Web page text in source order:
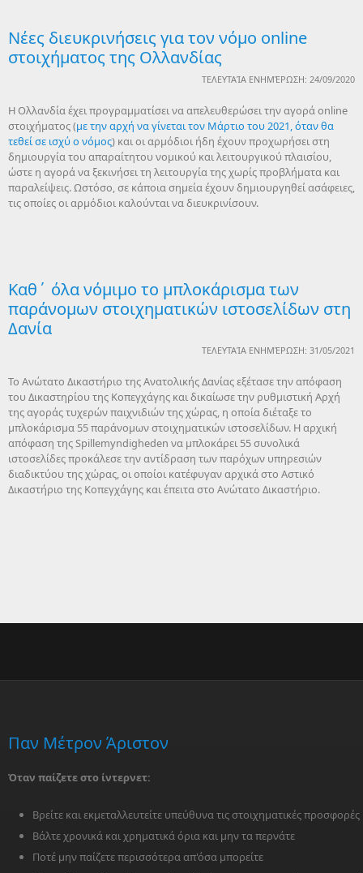
Νέες διευκρινήσεις για τον νόμο online
στοιχήματος της Ολλανδίας
ΤΕΛΕΥΤΑΊΑ ΕΝΗΜΈΡΩΣΗ: 24/09/2020
Η Ολλανδία έχει προγραμματίσει να απελευθερώσει την αγορά online
στοιχήματος (με την αρχή να γίνεται τον Μάρτιο του 2021, όταν θα
τεθεί σε ισχύ ο νόμος) και οι αρμόδιοι ήδη έχουν προχωρήσει στη
δημιουργία του απαραίτητου νομικού και λειτουργικού πλαισίου,
ώστε η αγορά να ξεκινήσει τη λειτουργία της χωρίς προβλήματα και
παραλείψεις. Ωστόσο, σε κάποια σημεία έχουν δημιουργηθεί ασάφειες,
τις οποίες οι αρμόδιοι καλούνται να διευκρινίσουν.
Καθ΄ όλα νόμιμο το μπλοκάρισμα των
παράνομων στοιχηματικών ιστοσελίδων στη
Δανία
ΤΕΛΕΥΤΑΊΑ ΕΝΗΜΈΡΩΣΗ: 31/05/2021
Το Ανώτατο Δικαστήριο της Ανατολικής Δανίας εξέτασε την απόφαση
του Δικαστηρίου της Κοπεγχάγης και δικαίωσε την ρυθμιστική Αρχή
της αγοράς τυχερών παιχνιδιών της χώρας, η οποία διέταξε το
μπλοκάρισμα 55 παράνομων στοιχηματικών ιστοσελίδων. Η αρχική
απόφαση της Spillemyndigheden να μπλοκάρει 55 συνολικά
ιστοσελίδες προκάλεσε την αντίδραση των παρόχων υπηρεσιών
διαδικτύου της χώρας, οι οποίοι κατέφυγαν αρχικά στο Αστικό
Δικαστήριο της Κοπεγχάγης και έπειτα στο Ανώτατο Δικαστήριο.
Παν Μέτρον Άριστον
Όταν παίζετε στο ίντερνετ:
Βρείτε και εκμεταλλευτείτε υπεύθυνα τις στοιχηματικές προσφορές
Βάλτε χρονικά και χρηματικά όρια και μην τα περνάτε
Ποτέ μην παίζετε περισσότερα απ'όσα μπορείτε